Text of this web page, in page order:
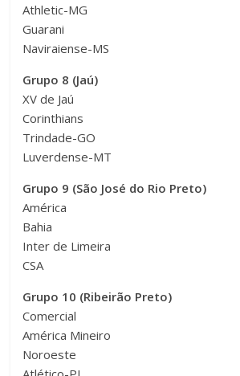
Athletic-MG
Guarani
Naviraiense-MS
Grupo 8 (Jaú)
XV de Jaú
Corinthians
Trindade-GO
Luverdense-MT
Grupo 9 (São José do Rio Preto)
América
Bahia
Inter de Limeira
CSA
Grupo 10 (Ribeirão Preto)
Comercial
América Mineiro
Noroeste